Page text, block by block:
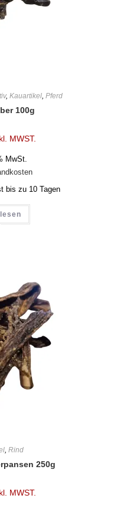
, Kauartikel, Pferd
100g
MWST.
MwSt.
bis zu 10 Tagen
, Rind
250g
MWST.